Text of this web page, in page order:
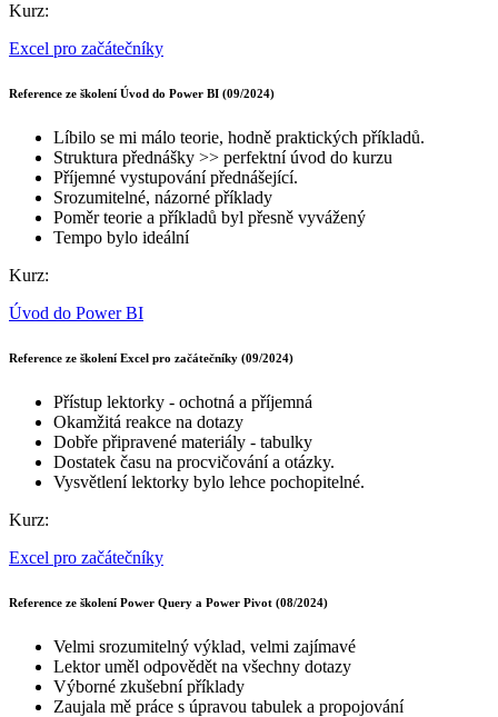
Kurz:
Excel pro začátečníky
Reference ze školení Úvod do Power BI (09/2024)
Líbilo se mi málo teorie, hodně praktických příkladů.
Struktura přednášky >> perfektní úvod do kurzu
Příjemné vystupování přednášející.
Srozumitelné, názorné příklady
Poměr teorie a příkladů byl přesně vyvážený
Tempo bylo ideální
Kurz:
Úvod do Power BI
Reference ze školení Excel pro začátečníky (09/2024)
Přístup lektorky - ochotná a příjemná
Okamžitá reakce na dotazy
Dobře připravené materiály - tabulky
Dostatek času na procvičování a otázky.
Vysvětlení lektorky bylo lehce pochopitelné.
Kurz:
Excel pro začátečníky
Reference ze školení Power Query a Power Pivot (08/2024)
Velmi srozumitelný výklad, velmi zajímavé
Lektor uměl odpovědět na všechny dotazy
Výborné zkušební příklady
Zaujala mě práce s úpravou tabulek a propojování